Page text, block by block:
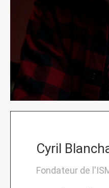
Cyril
Fondateur de